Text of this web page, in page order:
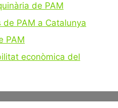
de PAM
PAM a Catalunya
PAM
econòmica del